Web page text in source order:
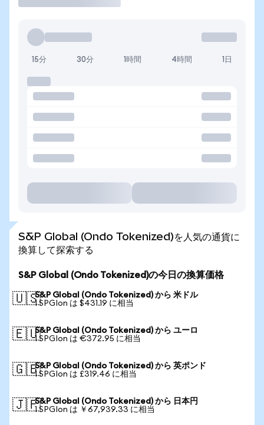
15分 30分 1時間 4時間 1日
S&P Global (Ondo Tokenized)を人気の通貨に
換算して探索する
S&P Global (Ondo Tokenized)の今日の換算価格
🇺🇸S&P Global (Ondo Tokenized) から 米ドル
1 SPGIon は $431.19 に相当
🇪🇺S&P Global (Ondo Tokenized) から ユーロ
1 SPGIon は €372.95 に相当
🇬🇧S&P Global (Ondo Tokenized) から 英ポンド
1 SPGIon は £319.46 に相当
🇯🇵S&P Global (Ondo Tokenized) から 日本円
1 SPGIon は ￥67,939.33 に相当